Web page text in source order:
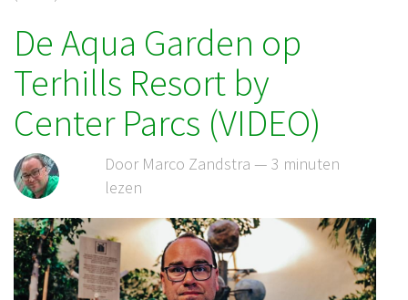
De Aqua Garden op
Terhills Resort by
Center Parcs (VIDEO)
Door Marco Zandstra — 3 minuten
lezen